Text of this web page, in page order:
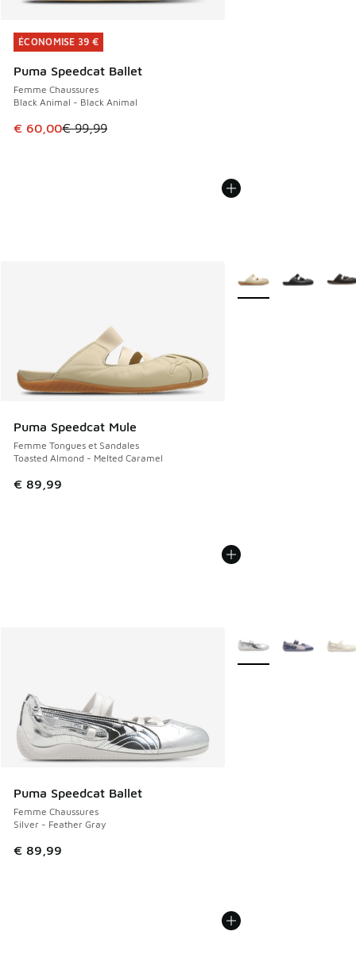
ÉCONOMISE 39 €
Puma Speedcat Ballet
Femme Chaussures
Black Animal - Black Animal
Cet article est en promotion. Prix en baisse de € 99,99 à
€ 60,00€ 99,99
ÉCONOMISE 39 €
Puma Speedcat Mule
Femme Tongues et Sandales
Toasted Almond - Melted Caramel
€ 89,99
Plus de couleurs
Puma Speedcat Ballet
Femme Chaussures
Silver - Feather Gray
€ 89,99
Plus de couleurs